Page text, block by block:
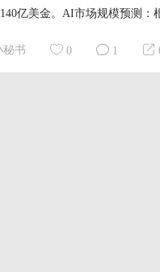
亿美金。AI市场规模预测：
秘书 0 1